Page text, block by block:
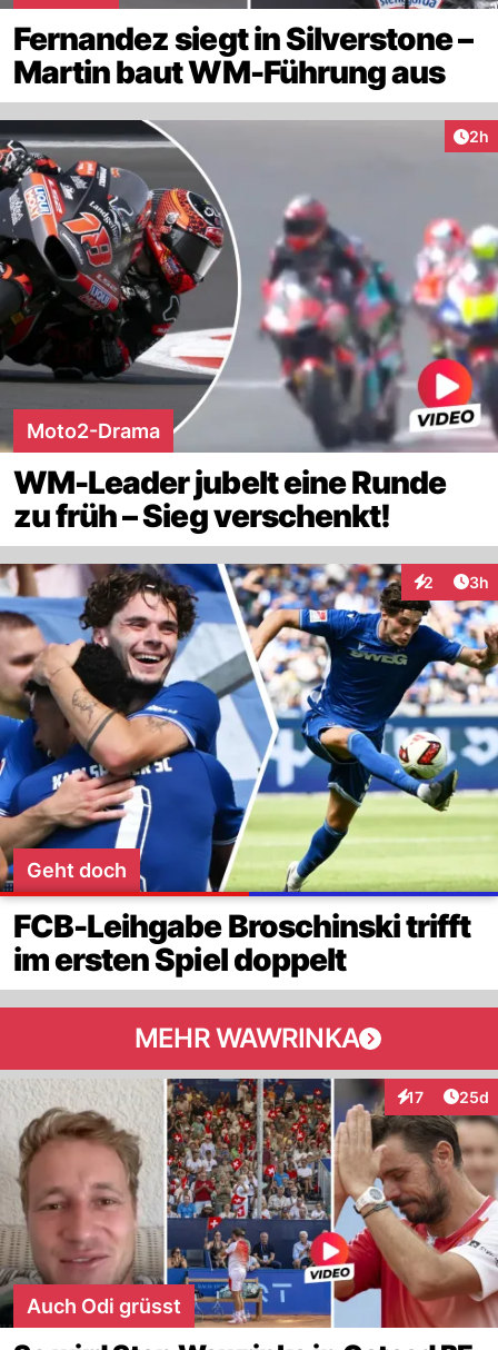
Fernandez siegt in Silverstone –
Martin baut WM-Führung aus
2h
Moto2-Drama
WM-Leader jubelt eine Runde
zu früh – Sieg verschenkt!
2 3h
Geht doch
FCB-Leihgabe Broschinski trifft
im ersten Spiel doppelt
MEHR WAWRINKA
17
Interaktionen
25d
Auch Odi grüsst